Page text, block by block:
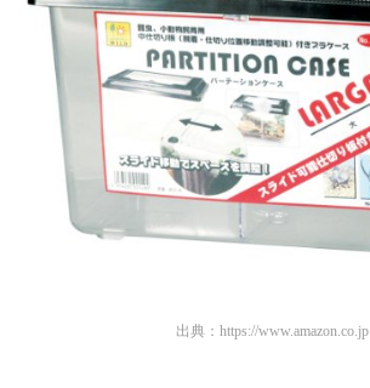
出典： https://www.amazon.co.jp